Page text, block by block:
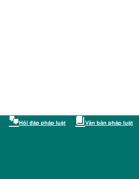
Hỏi đáp pháp luật Văn bản pháp luật